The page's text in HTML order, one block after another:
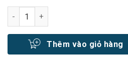
Số lượng
Thêm vào giỏ hàng